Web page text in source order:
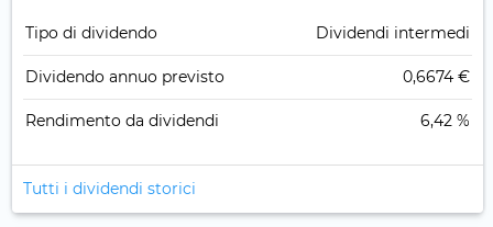
Tipo di dividendo Dividendi intermedi
Dividendo annuo previsto 0,6674 €
Rendimento da dividendi 6,42 %
Tutti i dividendi storici